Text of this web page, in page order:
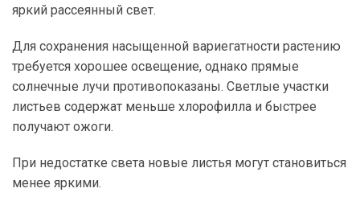
яркий рассеянный свет.
Для сохранения насыщенной вариегатности растению
требуется хорошее освещение, однако прямые
солнечные лучи противопоказаны. Светлые участки
листьев содержат меньше хлорофилла и быстрее
получают ожоги.
При недостатке света новые листья могут становиться
менее яркими.